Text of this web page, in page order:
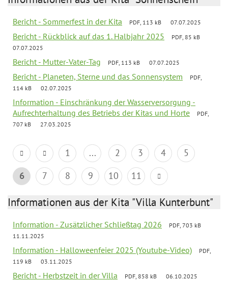
Bericht - Sommerfest in der Kita PDF, 113 kB 07.07.2025
Bericht - Rückblick auf das 1. Halbjahr 2025
PDF, 85 kB
07.07.2025
Bericht - Mutter-Vater-Tag PDF, 113 kB 07.07.2025
Bericht - Planeten, Sterne und das Sonnensystem
PDF,
114 kB
02.07.2025
Information - Einschränkung der Wasserversorgung -
Aufrechterhaltung des Betriebs der Kitas und Horte
PDF,
707 kB
27.03.2025
1 ... 2 3 4
5
6
7 8 9 10 11
Informationen aus der Kita "Villa Kunterbunt"
Information - Zusätzlicher Schließtag 2026
PDF, 703 kB
11.11.2025
Information - Halloweenfeier 2025 (Youtube-Video)
PDF,
119 kB
03.11.2025
Bericht - Herbstzeit in der Villa PDF, 858 kB 06.10.2025